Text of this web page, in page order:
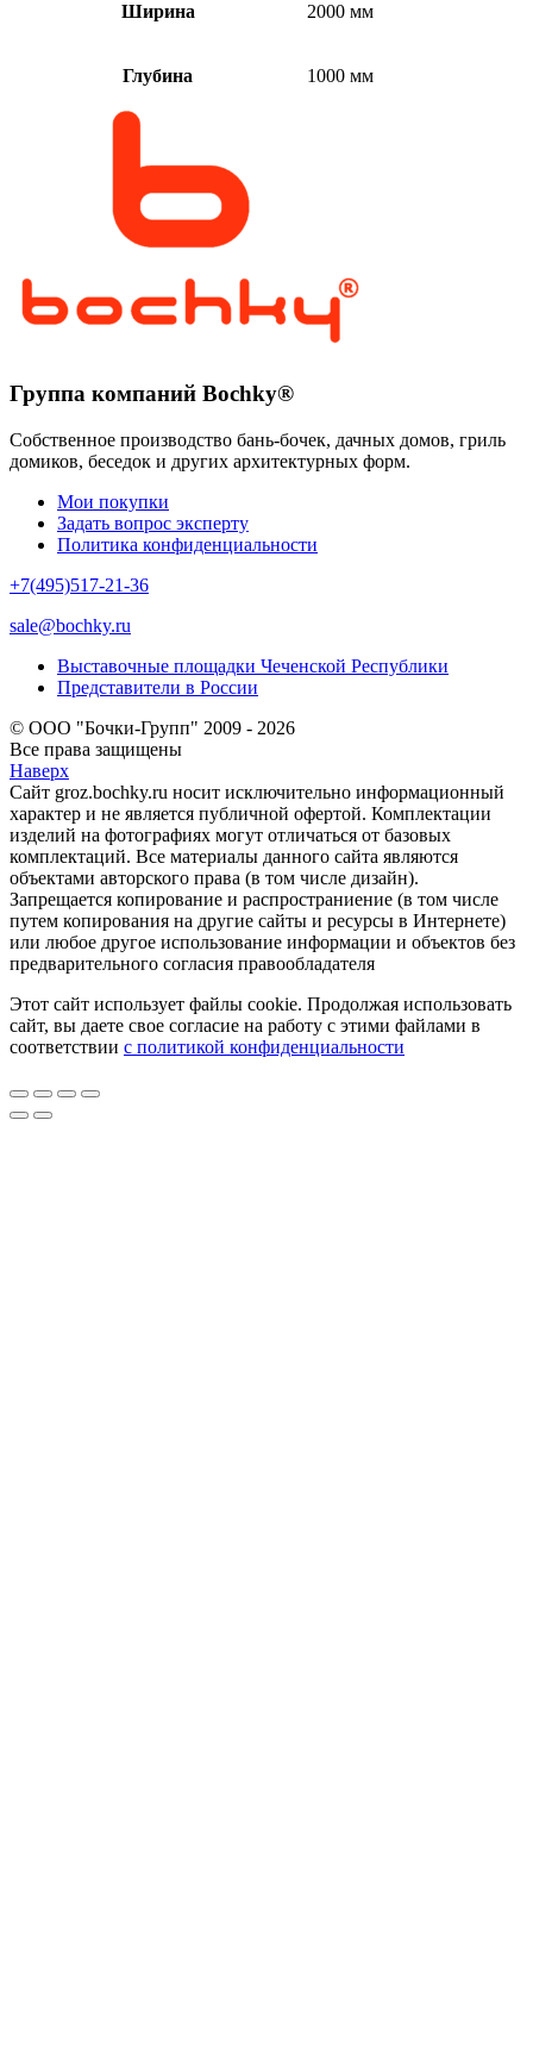
Ширина 2000 мм
Глубина 1000 мм
Группа компаний Bochky®
Собственное производство бань-бочек, дачных домов, гриль
домиков, беседок и других архитектурных форм.
Мои покупки
Задать вопрос эксперту
Политика конфиденциальности
+7(495)517-21-36
sale@bochky.ru
Выставочные площадки Чеченской Республики
Представители в России
© ООО "Бочки-Групп" 2009 - 2026
Все права защищены
Наверх
Сайт groz.bochky.ru носит исключительно информационный
характер и не является публичной офертой. Комплектации
изделий на фотографиях могут отличаться от базовых
комплектаций. Все материалы данного сайта являются
объектами авторского права (в том числе дизайн).
Запрещается копирование и распространиение (в том числе
путем копирования на другие сайты и ресурсы в Интернете)
или любое другое использование информации и объектов без
предварительного согласия правообладателя
Этот сайт использует файлы cookie. Продолжая использовать
сайт, вы даете свое согласие на работу с этими файлами в
соответствии с политикой конфиденциальности